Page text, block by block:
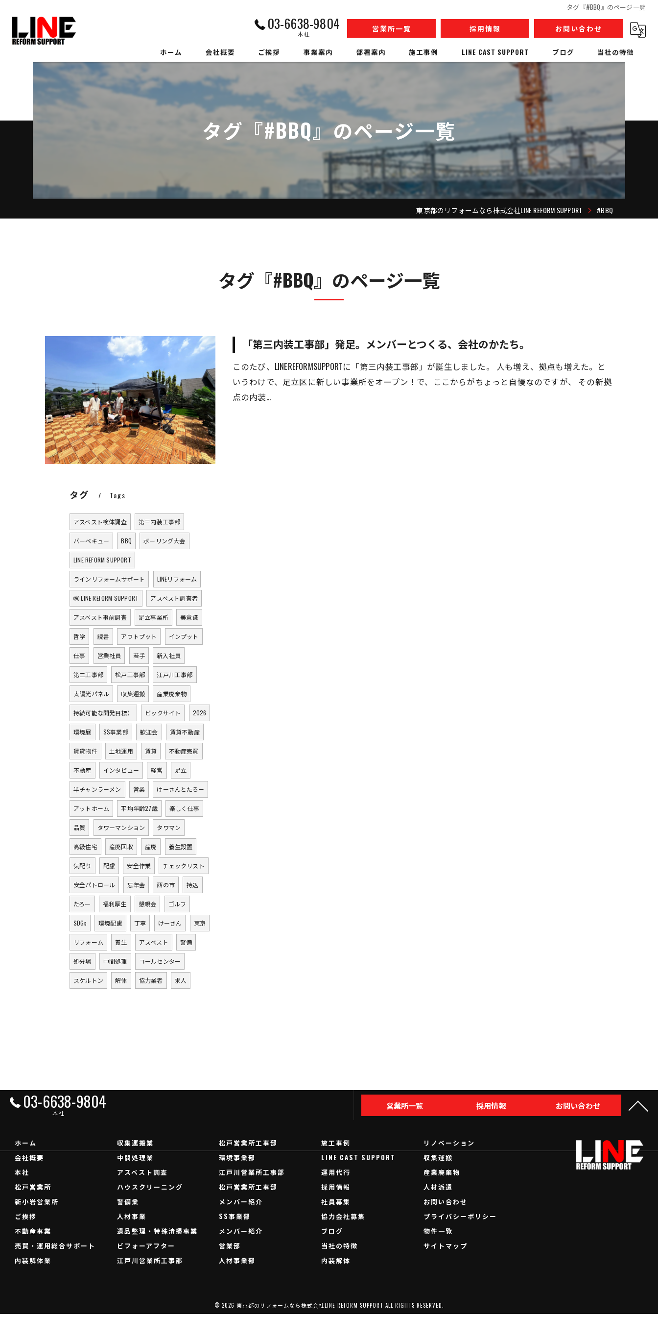
タグ『#BBQ』のページ一覧
03-6638-9804
本社
営業所一覧 採用情報 お問い合わせ
ホーム 会社概要 ご挨拶 事業案内
内装解体業
収集運搬業
中間処理業
アスベスト調査
ハウスクリーニング
警備業
人材事業
売買・運用総合サポート
部署案内
松戸営業所工事部
SS事業部
環境事業部
営業部
人材事業部
施工事例 LINE CAST SUPPORT ブログ 当社の特徴
収集運搬
産業廃棄物
人材派遣
タグ『#BBQ』のページ一覧
東京都のリフォームなら株式会社LINE REFORM SUPPORT #BBQ
タグ『#BBQ』のページ一覧
「第三内装工事部」発足。メンバーとつくる、会社のかたち。
このたび、LINEREFORMSUPPORTに「第三内装工事部」が誕生しました。 人も増え、拠点も増えた。と
いうわけで、足立区に新しい事業所をオープン！で、ここからがちょっと自慢なのですが、 その新拠
点の内装…
タグ Tags
アスベスト検体調査 第三内装工事部
バーベキュー BBQ ボーリング大会
LINE REFORM SUPPORT
ラインリフォームサポート LINEリフォーム
㈱ LINE REFORM SUPPORT アスベスト調査者
アスベスト事前調査 足立事業所 美意識
哲学 読書 アウトプット インプット
仕事 営業社員 若手 新入社員
第二工事部 松戸工事部 江戸川工事部
太陽光パネル 収集運搬 産業廃棄物
持続可能な開発目標） ビックサイト 2026
環境展 SS事業部 歓迎会 賃貸不動産
賃貸物件 土地運用 賃貸 不動産売買
不動産 インタビュー 経営 足立
半チャンラーメン 営業 けーさんとたろー
アットホーム 平均年齢27歳 楽しく仕事
品質 タワーマンション タワマン
高級住宅 産廃回収 産廃 養生設置
気配り 配慮 安全作業 チェックリスト
安全パトロール 忘年会 酉の市 持込
たろー 福利厚生 懇親会 ゴルフ
SDGs 環境配慮 丁寧 けーさん 東京
リフォーム 養生 アスベスト 警備
処分場 中間処理 コールセンター
スケルトン 解体 協力業者 求人
03-6638-9804
本社
営業所一覧 採用情報 お問い合わせ
ホーム
会社概要
本社
松戸営業所
新小岩営業所
ご挨拶
不動産事業
売買・運用総合サポート
内装解体業
収集運搬業
中間処理業
アスベスト調査
ハウスクリーニング
警備業
人材事業
遺品整理・特殊清掃事業
ビフォーアフター
江戸川営業所工事部
松戸営業所工事部
環境事業部
江戸川営業所工事部
松戸営業所工事部
メンバー紹介
SS事業部
メンバー紹介
営業部
人材事業部
施工事例
LINE CAST SUPPORT
運用代行
採用情報
社員募集
協力会社募集
ブログ
当社の特徴
内装解体
リノベーション
収集運搬
産業廃棄物
人材派遣
お問い合わせ
プライバシーポリシー
物件一覧
サイトマップ
© 2026 東京都のリフォームなら株式会社LINE REFORM SUPPORT ALL RIGHTS RESERVED.